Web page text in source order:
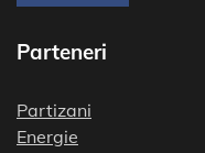
Parteneri
Partizani
Energie